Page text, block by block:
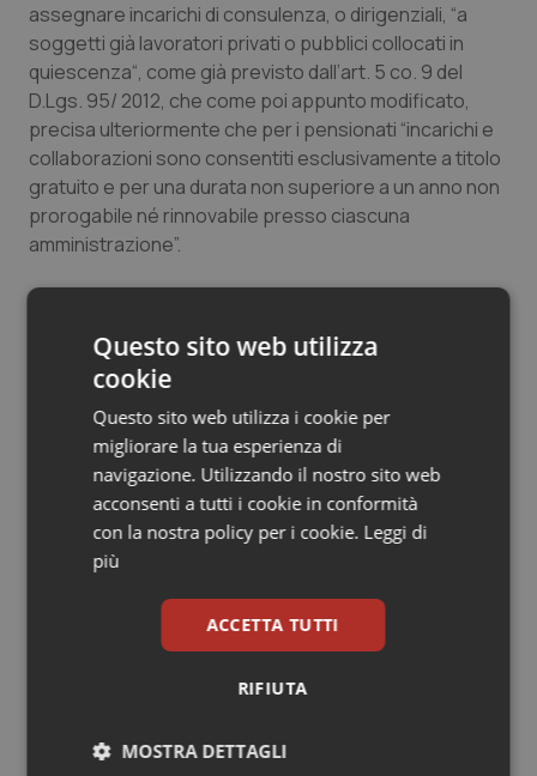
assegnare incarichi di consulenza, o dirigenziali, “a
soggetti già lavoratori privati o pubblici collocati in
quiescenza“, come già previsto dall’art. 5 co. 9 del
D.Lgs. 95/ 2012, che come poi appunto modificato,
precisa ulteriormente che per i pensionati “incarichi e
collaborazioni sono consentiti esclusivamente a titolo
gratuito e per una durata non superiore a un anno non
prorogabile né rinnovabile presso ciascuna
amministrazione”.
Non sono previste pertanto ulteriori deroghe. Tali
principi sono stati ribaditi dalla Corte dei Conti
Lombardia con deliberazione 180/2018, richiamando
anche la deliberazione 35/2014/PREV della Corte dei
Conti – Sezione Centrale di controllo di legittimità sugli
atti del Governo e delle Amministrazioni dello Stato.
Negli ultimi anni i governi hanno tentato di sanare
alcune di queste anomalie, con lo scopo di contribuire
– anche se con ulteriori soluzioni “tampone” – a
anche in Pronto Soccorso:
successive indicazioni condivise dalla Conferenza
Questo sito web utilizza
cookie
Questo sito web utilizza i cookie per
migliorare la tua esperienza di
navigazione. Utilizzando il nostro sito web
acconsenti a tutti i cookie in conformità
con la nostra policy per i cookie. Leggi di
più
ACCETTA TUTTI
RIFIUTA
MOSTRA DETTAGLI